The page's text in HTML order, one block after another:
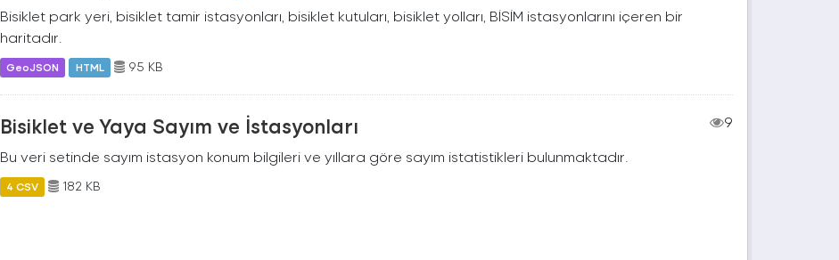
Bisiklet park yeri, bisiklet tamir istasyonları, bisiklet kutuları, bisiklet yolları, BİSİM istasyonlarını içeren bir
haritadır.
GeoJSON HTML 95 KB
Bisiklet ve Yaya Sayım ve İstasyonları
9
Bu veri setinde sayım istasyon konum bilgileri ve yıllara göre sayım istatistikleri bulunmaktadır.
4 CSV 182 KB